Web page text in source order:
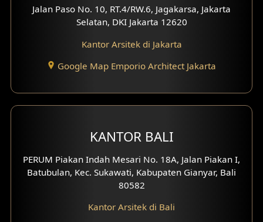
Desain Eksterior Ruko
Desain Eksterior Perumahan
Desain Ruko
Desain Hotel
Desain Kantor
Desain Paviliun
Jalan Paso No. 10, RT.4/RW.6, Jagakarsa, Jakarta
Selatan, DKI Jakarta 12620
Kantor Arsitek di Jakarta
Google Map Emporio Architect Jakarta
KANTOR BALI
PERUM Piakan Indah Mesari No. 18A, Jalan Piakan I,
Batubulan, Kec. Sukawati, Kabupaten Gianyar, Bali
80582
Kantor Arsitek di Bali